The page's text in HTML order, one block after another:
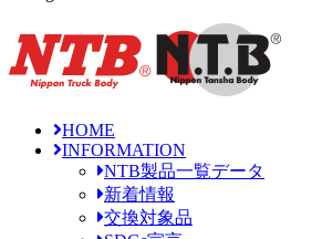
HOME
INFORMATION
NTB製品一覧データ
新着情報
交換対象品